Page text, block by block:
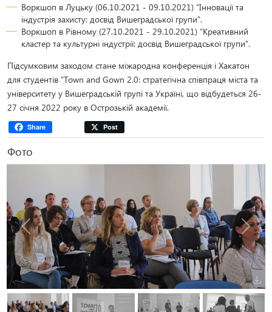
Воркшоп в Луцьку (06.10.2021 - 09.10.2021) “Інновації та
індустрія захисту: досвід Вишеградської групи”.
Воркшоп в Рівному (27.10.2021 - 29.10.2021) “Креативний
кластер та культурні індустрії: досвід Вишеградської групи”.
Підсумковим заходом стане міжародна конференція і Хакатон
для студентів “Town and Gown 2.0: стратегічна співпраця міста та
університету у Вишеградській групі та Україні, що відбудеться 26-
27 січня 2022 року в Острозькій академії.
Share Post
Фото
Попередня